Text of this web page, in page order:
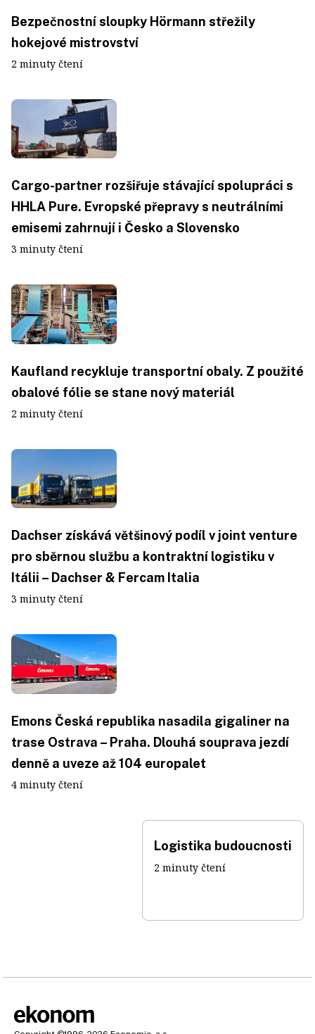
Bezpečnostní sloupky Hörmann střežily
hokejové mistrovství
2 minuty čtení
Cargo-partner rozšiřuje stávající spolupráci s
HHLA Pure. Evropské přepravy s neutrálními
emisemi zahrnují i Česko a Slovensko
3 minuty čtení
Kaufland recykluje transportní obaly. Z použité
obalové fólie se stane nový materiál
2 minuty čtení
Dachser získává většinový podíl v joint venture
pro sběrnou službu a kontraktní logistiku v
Itálii – Dachser & Fercam Italia
3 minuty čtení
Emons Česká republika nasadila gigaliner na
trase Ostrava – Praha. Dlouhá souprava jezdí
denně a uveze až 104 europalet
4 minuty čtení
Logistika budoucnosti
2 minuty čtení